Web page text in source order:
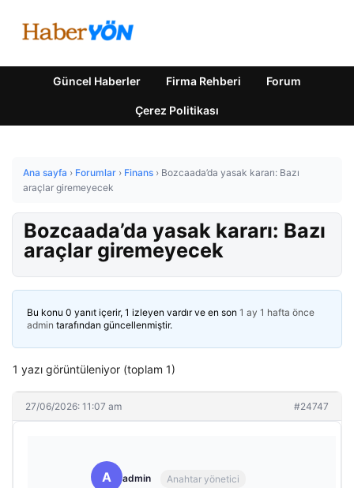
Güncel Haberler Firma Rehberi Forum
Çerez Politikası
Ana sayfa › Forumlar › Finans › Bozcaada’da yasak kararı: Bazı
araçlar giremeyecek
Bozcaada’da yasak kararı: Bazı
araçlar giremeyecek
Bu konu 0 yanıt içerir, 1 izleyen vardır ve en son 1 ay 1 hafta önce
admin tarafından güncellenmiştir.
1 yazı görüntüleniyor (toplam 1)
27/06/2026: 11:07 am #24747
A admin Anahtar yönetici